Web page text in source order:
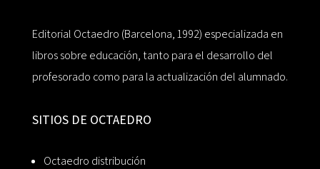
Editorial Octaedro (Barcelona, 1992) especializada en
libros sobre educación, tanto para el desarrollo del
profesorado como para la actualización del alumnado.
SITIOS DE OCTAEDRO
Octaedro distribución